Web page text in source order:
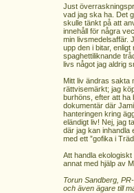
Just
vad jag ska ha. Det
skulle tänkt på att
innehåll för några
min livsmedelsaffär.
upp den i bitar,
spaghettiliknande
livs något jag aldrig
Mitt liv ändras sakta
rättvisemärkt; jag
burhöns, efter att ha
dokumentär där
hanteringen kring
eländigt liv! Nej, jag
där jag kan inhandla
med ett ”gofika i
Att handla
annat med hjälp av
Torun Sandberg,
och även ägare till